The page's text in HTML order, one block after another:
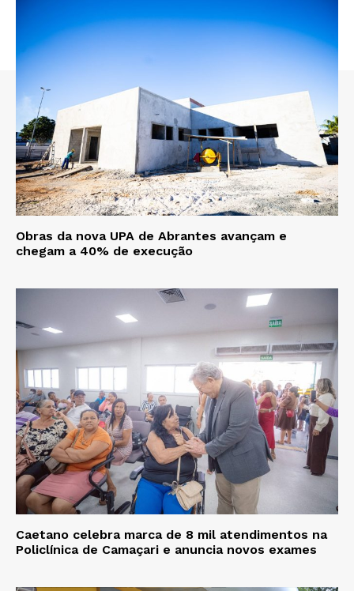
Obras da nova UPA de Abrantes avançam e
chegam a 40% de execução
Caetano celebra marca de 8 mil atendimentos na
Policlínica de Camaçari e anuncia novos exames